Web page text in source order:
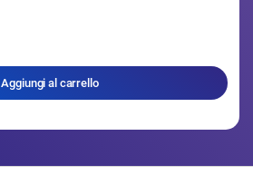
Aggiungi al carrello